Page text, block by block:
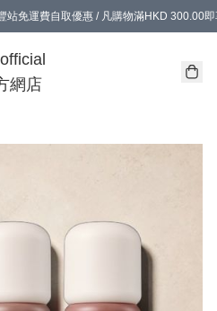
站免運費自取優惠 / 凡購物滿HKD 300.00
網店